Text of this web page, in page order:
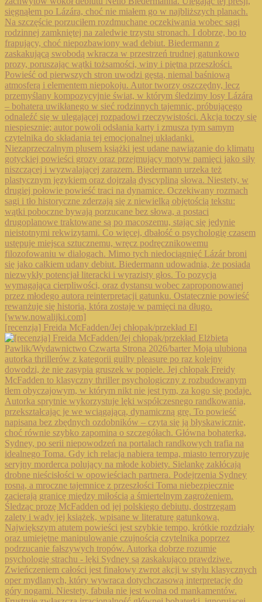
[recenzja] Freida McFadden/Jej chłopak/przekład El